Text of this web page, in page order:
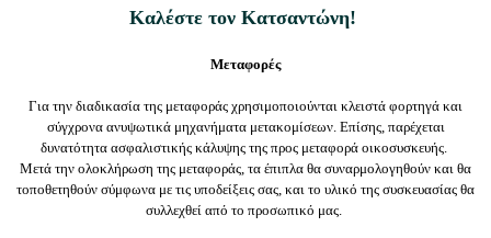
Καλέστε τον Κατσαντώνη!
Μεταφορές
Για την διαδικασία της μεταφοράς χρησιμοποιούνται κλειστά φορτηγά και
σύγχρονα ανυψωτικά μηχανήματα μετακομίσεων. Επίσης, παρέχεται
δυνατότητα ασφαλιστικής κάλυψης της προς μεταφορά οικοσυσκευής.
Μετά την ολοκλήρωση της μεταφοράς, τα έπιπλα θα συναρμολογηθούν και θα
τοποθετηθούν σύμφωνα με τις υποδείξεις σας, και το υλικό της συσκευασίας θα
συλλεχθεί από το προσωπικό μας.